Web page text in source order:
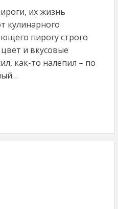
их жизнь
кулинарного
пирогу строго
и вкусовые
как-то налепил – по